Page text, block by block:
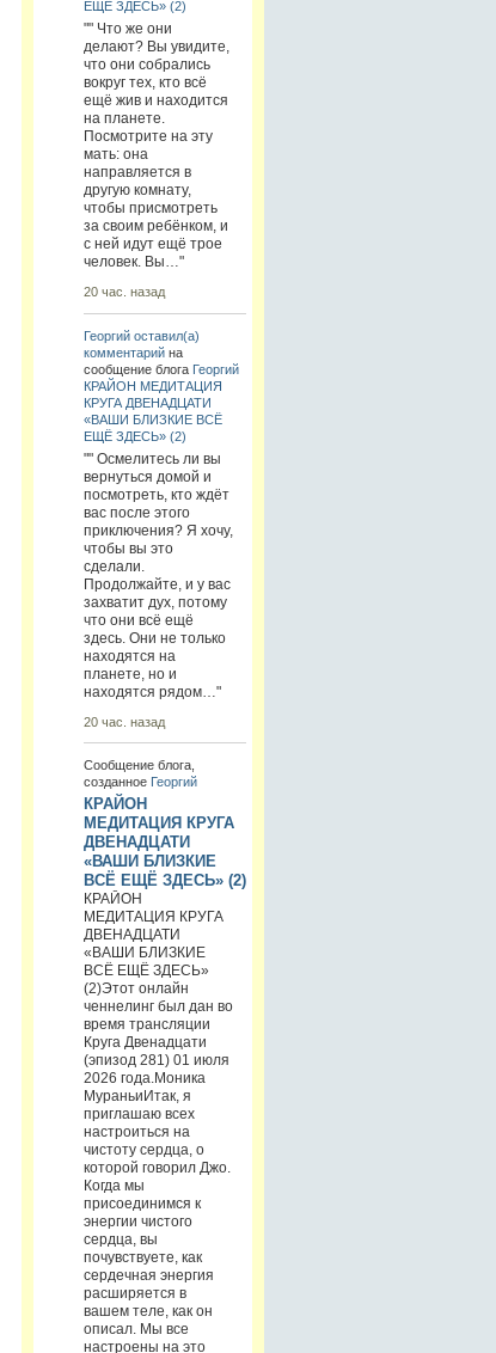
ЕЩЁ ЗДЕСЬ» (2)
"" Что же они
делают? Вы увидите,
что они собрались
вокруг тех, кто всё
ещё жив и находится
на планете.
Посмотрите на эту
мать: она
направляется в
другую комнату,
чтобы присмотреть
за своим ребёнком, и
с ней идут ещё трое
человек. Вы…"
20 час. назад
Георгий оставил(а)
комментарийна
сообщение блога Георгий
КРАЙОН МЕДИТАЦИЯ
КРУГА ДВЕНАДЦАТИ
«ВАШИ БЛИЗКИЕ ВСЁ
ЕЩЁ ЗДЕСЬ» (2)
"" Осмелитесь ли вы
вернуться домой и
посмотреть, кто ждёт
вас после этого
приключения? Я хочу,
чтобы вы это
сделали.
Продолжайте, и у вас
захватит дух, потому
что они всё ещё
здесь. Они не только
находятся на
планете, но и
находятся рядом…"
20 час. назад
Сообщение блога,
созданное Георгий
КРАЙОН
МЕДИТАЦИЯ КРУГА
ДВЕНАДЦАТИ
«ВАШИ БЛИЗКИЕ
ВСЁ ЕЩЁ ЗДЕСЬ» (2)
КРАЙОН
МЕДИТАЦИЯ КРУГА
ДВЕНАДЦАТИ
«ВАШИ БЛИЗКИЕ
ВСЁ ЕЩЁ ЗДЕСЬ»
(2)Этот онлайн
ченнелинг был дан во
время трансляции
Круга Двенадцати
(эпизод 281) 01 июля
2026 года.Моника
МураньиИтак, я
приглашаю всех
настроиться на
чистоту сердца, о
которой говорил Джо.
Когда мы
присоединимся к
энергии чистого
сердца, вы
почувствуете, как
сердечная энергия
расширяется в
вашем теле, как он
описал. Мы все
настроены на это